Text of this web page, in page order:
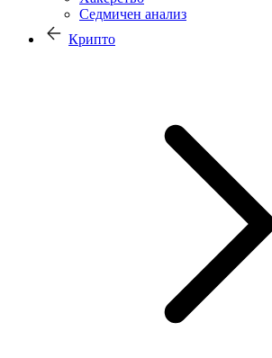
Седмичен анализ
Крипто